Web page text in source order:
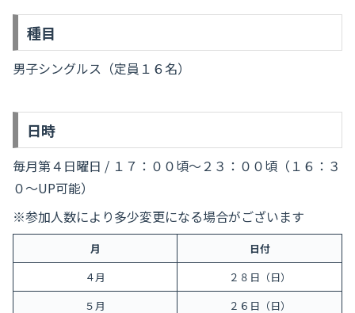
種目
男子シングルス（定員１６名）
日時
毎月第４日曜日 / １７：００頃～２３：００頃（１６：３
０～UP可能）
※参加人数により多少変更になる場合がございます
月
日付
４月
２８日（日）
５月
２６日（日）